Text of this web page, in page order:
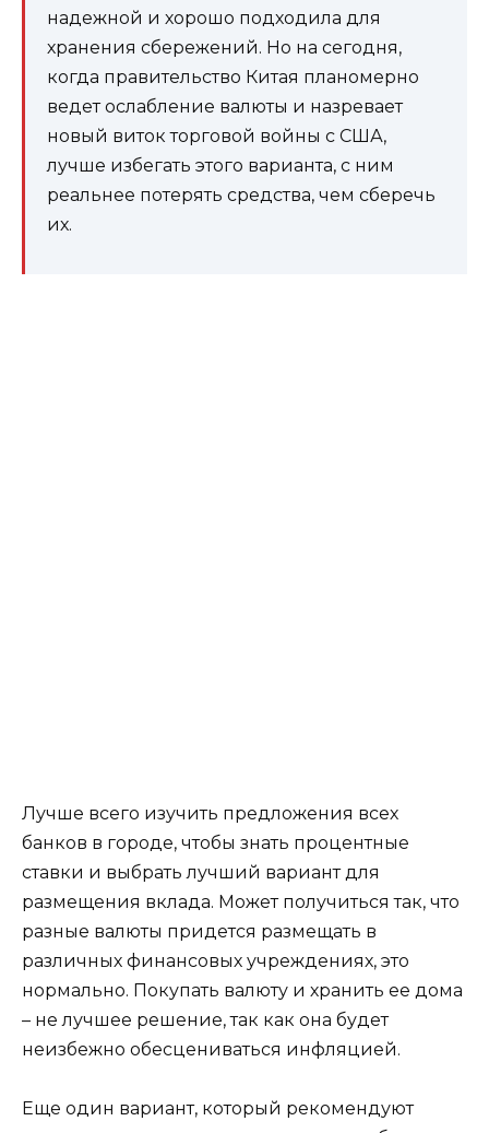
надежной и хорошо подходила для
хранения сбережений. Но на сегодня,
когда правительство Китая планомерно
ведет ослабление валюты и назревает
новый виток торговой войны с США,
лучше избегать этого варианта, с ним
реальнее потерять средства, чем сберечь
их.
Лучше всего изучить предложения всех
банков в городе, чтобы знать процентные
ставки и выбрать лучший вариант для
размещения вклада. Может получиться так, что
разные валюты придется размещать в
различных финансовых учреждениях, это
нормально. Покупать валюту и хранить ее дома
– не лучшее решение, так как она будет
неизбежно обесцениваться инфляцией.
Еще один вариант, который рекомендуют